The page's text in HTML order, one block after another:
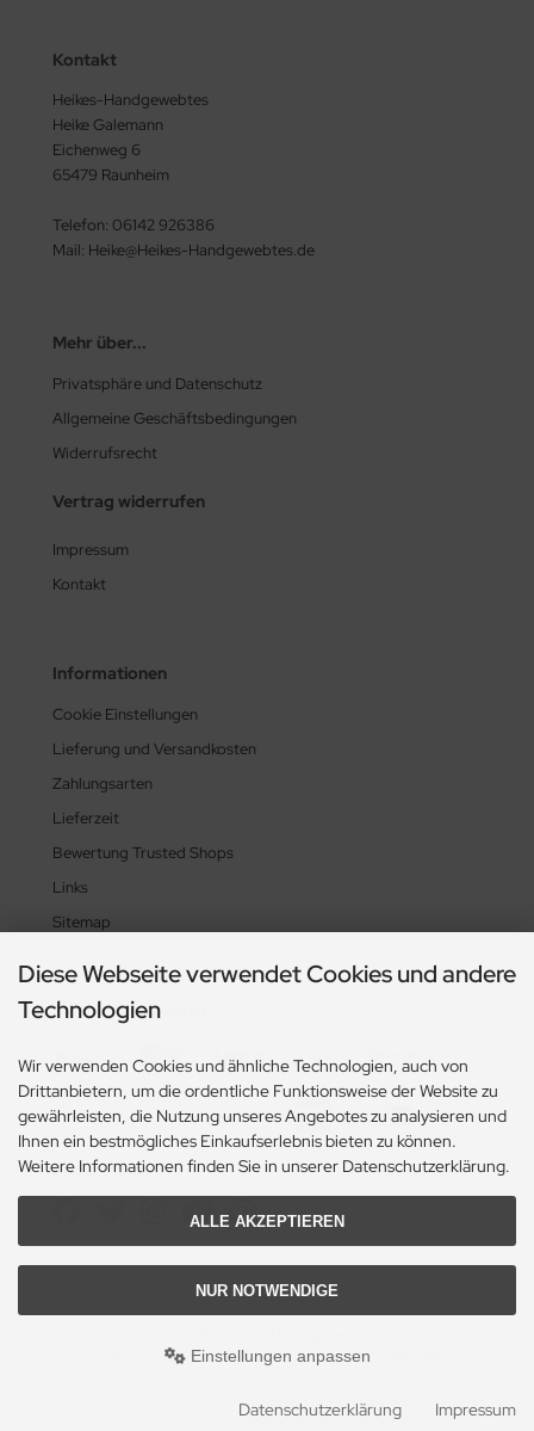
Kontakt
Heikes-Handgewebtes
Heike Galemann
Eichenweg 6
65479 Raunheim
Telefon: 06142 926386
Mail: Heike@Heikes-Handgewebtes.de
Mehr über...
Privatsphäre und Datenschutz
Allgemeine Geschäftsbedingungen
Widerrufsrecht
Vertrag widerrufen
Impressum
Kontakt
Informationen
Cookie Einstellungen
Lieferung und Versandkosten
Zahlungsarten
Lieferzeit
Bewertung Trusted Shops
Links
Sitemap
Zahlungsmethoden
Social Media
heikes-handgewebtes.de/shop/ - All rights reserved.
DESIGN + REALISATION
by eW-Service.de
ified eCommerce Shopsoftware © 2009-2026
Diese Webseite verwendet Cookies und andere
Technologien
Wir verwenden Cookies und ähnliche Technologien, auch von
Drittanbietern, um die ordentliche Funktionsweise der Website zu
gewährleisten, die Nutzung unseres Angebotes zu analysieren und
Ihnen ein bestmögliches Einkaufserlebnis bieten zu können.
Weitere Informationen finden Sie in unserer Datenschutzerklärung.
ALLE AKZEPTIEREN
NUR NOTWENDIGE
Einstellungen anpassen
Datenschutzerklärung Impressum